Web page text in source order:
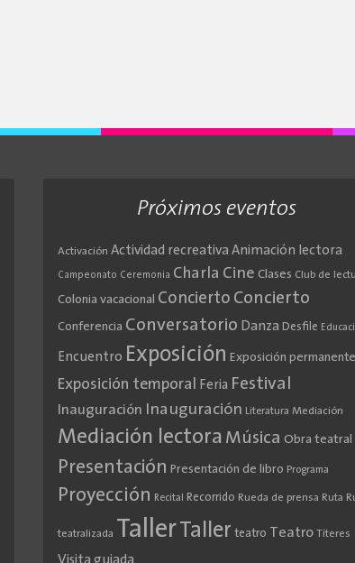
Próximos eventos
Activación Actividad recreativa Animación lectora
Campeonato Ceremonia Charla Cine Clases Club de
Colonia vacacional Concierto Concierto
Conferencia Conversatorio Danza Desfile
Encuentro Exposición Exposición permanente
Exposición temporal Feria Festival
Inauguración Inauguración Literatura Mediación
Mediación lectora Música Obra teatral
Presentación Presentación de libro Programa
Proyección Recital Recorrido Rueda de prensa Ruta
teatralizada Taller Taller teatro Teatro Títeres